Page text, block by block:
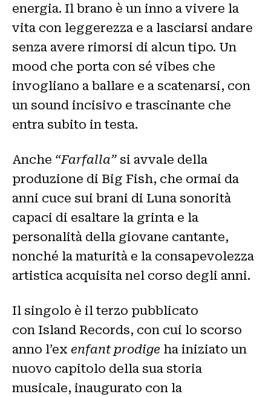
energia. Il brano è un inno a vivere la
vita con leggerezza e a lasciarsi andare
senza avere rimorsi di alcun tipo. Un
mood che porta con sé vibes che
invogliano a ballare e a scatenarsi, con
un sound incisivo e trascinante che
entra subito in testa.
Anche “Farfalla” si avvale della
produzione di Big Fish, che ormai da
anni cuce sui brani di Luna sonorità
capaci di esaltare la grinta e la
personalità della giovane cantante,
nonché la maturità e la consapevolezza
artistica acquisita nel corso degli anni.
Il singolo è il terzo pubblicato
con Island Records, con cui lo scorso
anno l’ex enfant prodige ha iniziato un
nuovo capitolo della sua storia
musicale, inaugurato con la